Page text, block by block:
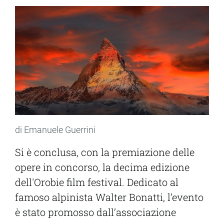
di Emanuele Guerrini
Si è conclusa, con la premiazione delle
opere in concorso, la decima edizione
dell'Orobie film festival. Dedicato al
famoso alpinista Walter Bonatti, l’evento
è stato promosso dall’associazione